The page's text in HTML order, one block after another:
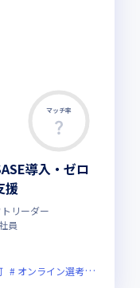
マッチ率
導入・ゼロ
援
リーダー
員
オンライン選考可